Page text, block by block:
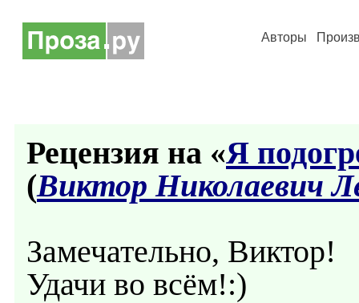
Авторы
Рецензия на «Я
(Виктор Николаевич
Замечательно, Виктор!
Удачи во всём!:)